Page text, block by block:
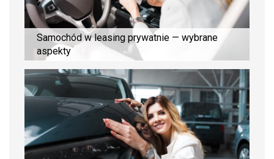
Samochód w leasing prywatnie — wybrane
aspekty